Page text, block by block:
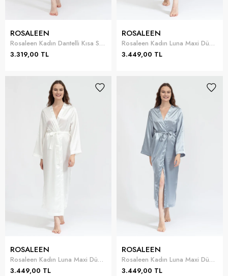
ROSALEEN
Rosaleen Kadın Dantelli Kısa Sabahlık Takımı
3.319,00 TL
ROSALEEN
Rosaleen Kadın Luna Maxi Düz Uzun Sabahlık
3.449,00 TL
ROSALEEN
Rosaleen Kadın Luna Maxi Düz Uzun Sabahlık
3.449,00 TL
ROSALEEN
Rosaleen Kadın Luna Maxi Düz Uzun Sabahlık
3.449,00 TL